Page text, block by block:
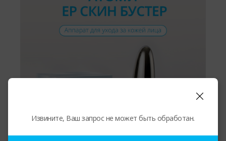
Извините, Ваш запрос не может быть обработан.